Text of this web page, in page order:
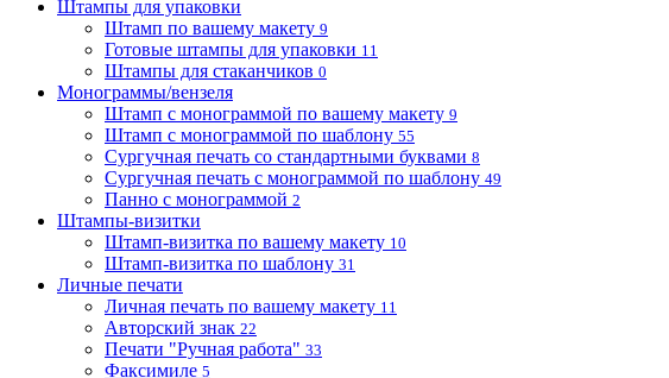
Штампы для упаковки
Штамп по вашему макету 9
Готовые штампы для упаковки 11
Штампы для стаканчиков 0
Монограммы/вензеля
Штамп с монограммой по вашему макету 9
Штамп с монограммой по шаблону 55
Сургучная печать со стандартными буквами 8
Сургучная печать с монограммой по шаблону 49
Панно с монограммой 2
Штампы-визитки
Штамп-визитка по вашему макету 10
Штамп-визитка по шаблону 31
Личные печати
Личная печать по вашему макету 11
Авторский знак 22
Печати "Ручная работа" 33
Факсимиле 5